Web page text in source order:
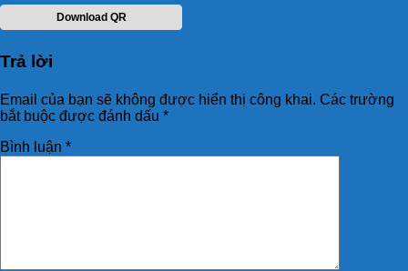
Download QR
Trả lời
Email của bạn sẽ không được hiển thị công khai. Các trường
bắt buộc được đánh dấu *
Bình luận *